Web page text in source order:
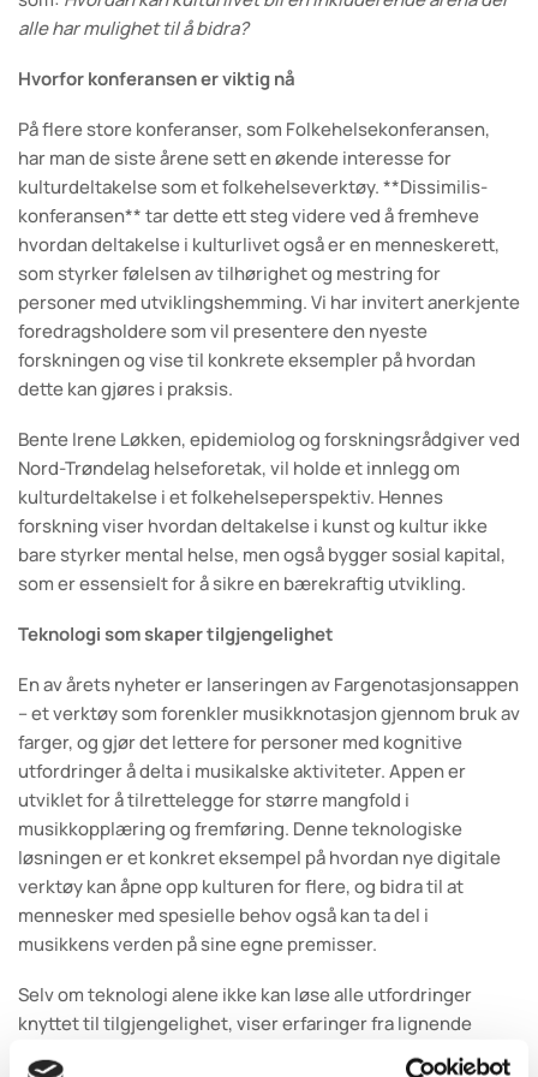
alle har mulighet til å bidra?
Hvorfor konferansen er viktig nå
På flere store konferanser, som Folkehelsekonferansen,
har man de siste årene sett en økende interesse for
kulturdeltakelse som et folkehelseverktøy. **Dissimilis-
konferansen** tar dette ett steg videre ved å fremheve
hvordan deltakelse i kulturlivet også er en menneskerett,
som styrker følelsen av tilhørighet og mestring for
personer med utviklingshemming. Vi har invitert anerkjente
foredragsholdere som vil presentere den nyeste
forskningen og vise til konkrete eksempler på hvordan
dette kan gjøres i praksis.
Bente Irene Løkken, epidemiolog og forskningsrådgiver ved
Nord-Trøndelag helseforetak, vil holde et innlegg om
kulturdeltakelse i et folkehelseperspektiv. Hennes
forskning viser hvordan deltakelse i kunst og kultur ikke
bare styrker mental helse, men også bygger sosial kapital,
som er essensielt for å sikre en bærekraftig utvikling.
Teknologi som skaper tilgjengelighet
En av årets nyheter er lanseringen av Fargenotasjonsappen
– et verktøy som forenkler musikknotasjon gjennom bruk av
farger, og gjør det lettere for personer med kognitive
utfordringer å delta i musikalske aktiviteter. Appen er
utviklet for å tilrettelegge for større mangfold i
musikkopplæring og fremføring. Denne teknologiske
løsningen er et konkret eksempel på hvordan nye digitale
verktøy kan åpne opp kulturen for flere, og bidra til at
mennesker med spesielle behov også kan ta del i
musikkens verden på sine egne premisser.
Selv om teknologi alene ikke kan løse alle utfordringer
knyttet til tilgjengelighet, viser erfaringer fra lignende
prosjekter at digitale løsninger kan være et viktig bidrag til